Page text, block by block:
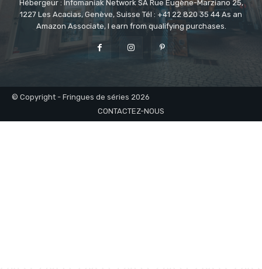
Hébergeur : Infomaniak Network SA Rue Eugène-Marziano 25,
1227 Les Acacias, Genève, Suisse Tél : +41 22 820 35 44 As an
Amazon Associate, I earn from qualifying purchases.
© Copyright - Fringues de séries 2026
CONTACTEZ-NOUS